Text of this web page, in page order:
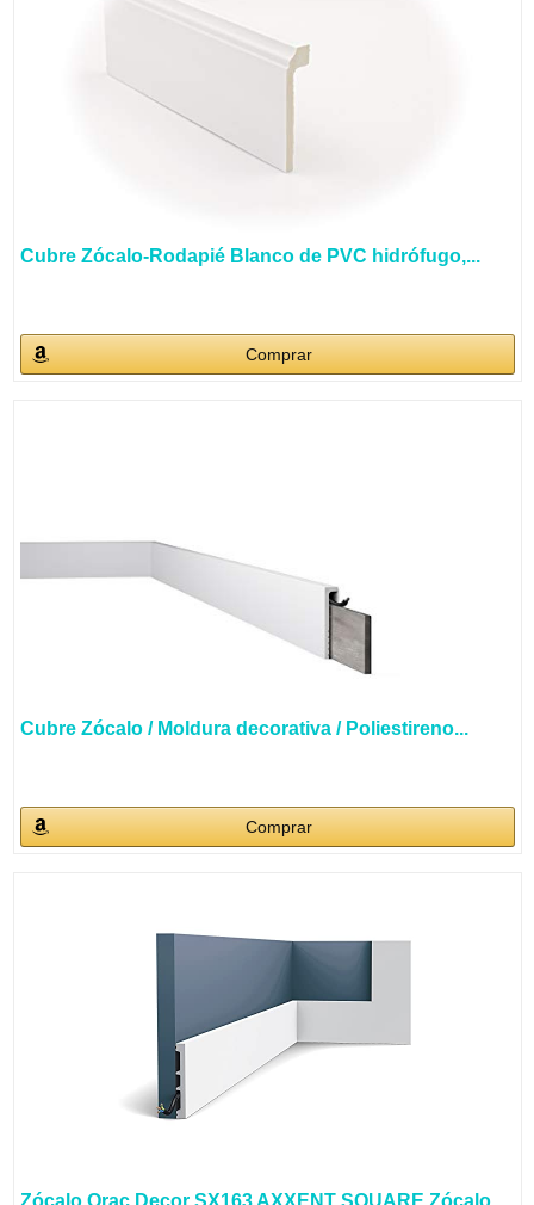
Cubre Zócalo-Rodapié Blanco de PVC hidrófugo,...
Comprar
Cubre Zócalo / Moldura decorativa / Poliestireno...
Comprar
Zócalo Orac Decor SX163 AXXENT SQUARE Zócalo...